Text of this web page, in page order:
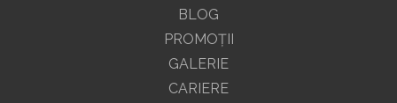
BLOG
PROMOŢII
GALERIE
CARIERE